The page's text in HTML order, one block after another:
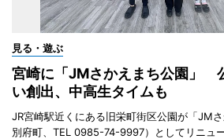
見る・遊ぶ
宮崎に「JMさかえまち公園」
い創出、中高生タイムも
JR宮崎駅近くにある旧栄町街区公園が「JM
別府町、TEL 0985-74-9997）としてリニュ